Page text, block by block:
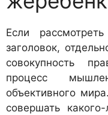
Если
заголовок,
совокупность
процесс
объективного
совершать